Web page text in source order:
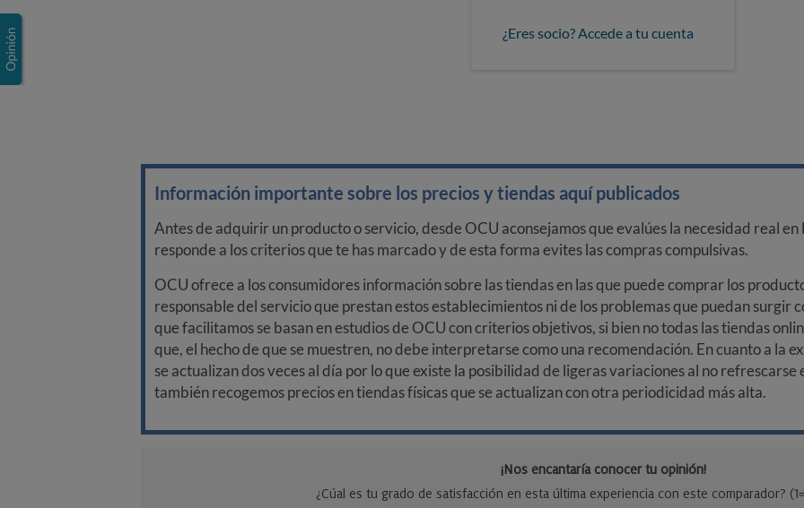
¿Eres socio? Accede a tu cuenta
Información importante sobre los precios y tiendas aquí publicados
Antes de adquirir un producto o servicio, desde OCU aconsejamos que evalúes la necesidad real
responde a los criterios que te has marcado y de esta forma evites las compras compulsivas.
OCU ofrece a los consumidores información sobre las tiendas en las que puede comprar los
responsable del servicio que prestan estos establecimientos ni de los problemas que puedan surgir
que facilitamos se basan en estudios de OCU con criterios objetivos, si bien no todas las tiendas
que, el hecho de que se muestren, no debe interpretarse como una recomendación. En cuanto a la
se actualizan dos veces al día por lo que existe la posibilidad de ligeras variaciones al no refrescarse
también recogemos precios en tiendas físicas que se actualizan con otra periodicidad más alta.